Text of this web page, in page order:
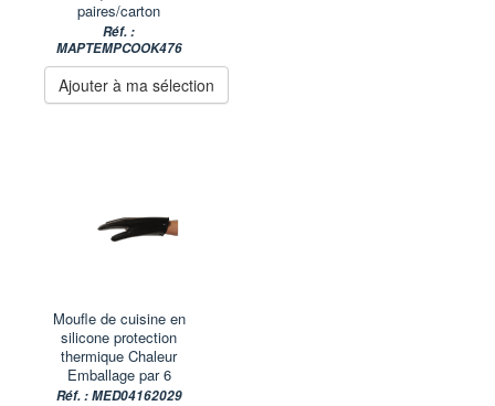
paires/carton
Réf. :
MAPTEMPCOOK476
Ajouter à ma sélection
Moufle de cuisine en
silicone protection
thermique Chaleur
Emballage par 6
Réf. : MED04162029